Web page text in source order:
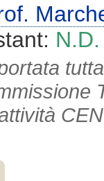
N.D.